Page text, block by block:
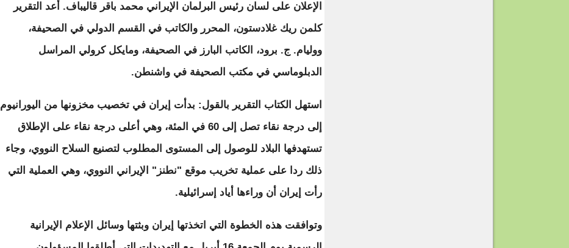
الإعلان على لسان رئيس البرلمان الإيراني محمد باقر قاليباف. أعد التقرير
كلمن ريك غلادستون، المحرر والكاتب في القسم الدولي في الصحيفة،
ووليام. ج. برود، الكاتب البارز في الصحيفة، ومايكل كرولي المراسل
الدبلوماسي في مكتب الصحيفة في واشنطن.
استهل الكتاب التقرير بالقول: بدأت إيران في تخصيب مخزونها من اليورانيوم
إلى درجة نقاء تصل إلى 60 في المئة، وهي أعلى درجة نقاء على الإطلاق
تستهدفها البلاد للوصول إلى المستوى المطلوب لتصنيع السلاح النووي، وجاء
ذلك ردا على عملية تخريب موقع "نطنز" الإيراني النووي، وهي العملية التي
رأت إيران أن وراءها أياد إسرائيلية.
وتوافقت هذه الخطوة التي اتخذتها إيران وبثتها وسائل الإعلام الإيرانية